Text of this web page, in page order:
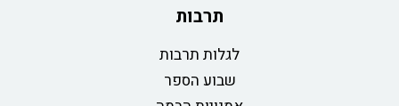
תרבות
לגלות תרבות
שבוע הספר